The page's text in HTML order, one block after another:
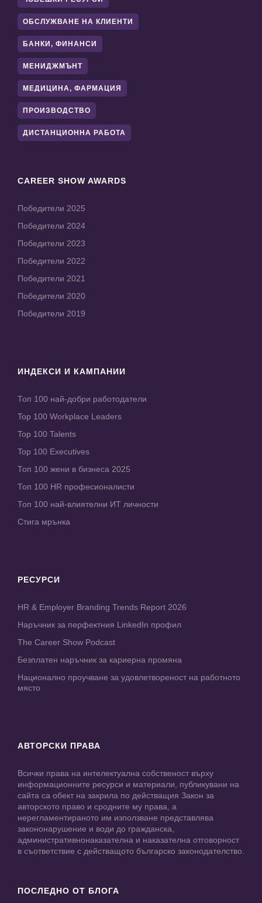
ОБСЛУЖВАНЕ НА КЛИЕНТИ
БАНКИ, ФИНАНСИ
МЕНИДЖМЪНТ
МЕДИЦИНА, ФАРМАЦИЯ
ПРОИЗВОДСТВО
ДИСТАНЦИОННА РАБОТА
CAREER SHOW AWARDS
Победители 2025
Победители 2024
Победители 2023
Победители 2022
Победители 2021
Победители 2020
Победители 2019
ИНДЕКСИ И КАМПАНИИ
Топ 100 най-добри работодатели
Top 100 Workplace Leaders
Top 100 Talents
Top 100 Executives
Топ 100 жени в бизнеса 2025
Топ 100 HR професионалисти
Топ 100 най-влиятелни ИТ личности
Стига мрънка
РЕСУРСИ
HR & Employer Branding Trends Report 2026
Наръчник за перфектния LinkedIn профил
The Career Show Podcast
Безплатен наръчник за кариерна промяна
Национално проучване за удовлетвореност на работното
място
АВТОРСКИ ПРАВА
Всички права на интелектуална собственост върху
информационните ресурси и материали, публикувани на
сайта са обект на закрила по действащия Закон за
авторското право и сродните му права, а
нерегламентираното им използване представлява
закононарушение и води до гражданска,
административнонаказателна и наказателна отговорност
в съответствие с действащото българско законодателство.
ПОСЛЕДНО ОТ БЛОГА